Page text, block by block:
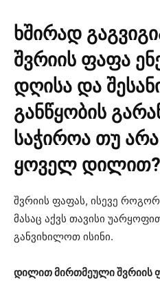
ხშირად
შვრიის ფაფა
დღისა და
განწყობის
საჭიროა თუ
ყოველ დილით?
შვრიის ფაფას, ისევე
მასაც აქვს თავისი
განვიხილოთ ისინი.
დილით მირთმეული შვრიის